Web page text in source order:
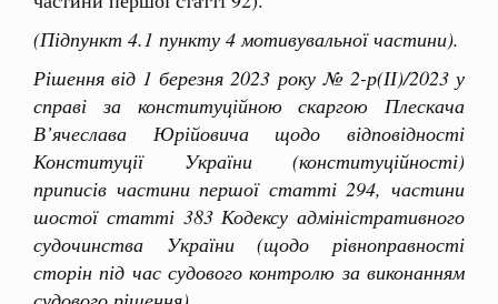
(Підпункт 4.1 пункту 4 мотивувальної частини).
Рішення від 1 березня 2023 року № 2-р(ІІ)/2023 у
справі за конституційною скаргою Плескача
В’ячеслава Юрійовича щодо відповідності
Конституції України (конституційності)
приписів частини першої статті 294, частини
шостої статті 383 Кодексу адміністративного
судочинства України (щодо рівноправності
сторін під час судового контролю за виконанням